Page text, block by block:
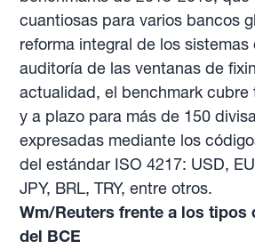
cuantiosas para varios bancos
reforma integral de los
auditoría de las ventanas de
actualidad, el benchmark
y a plazo para más de 150
expresadas mediante los
del estándar ISO 4217: USD,
JPY, BRL, TRY, entre otros.
Wm/Reuters frente a los tipos
del BCE